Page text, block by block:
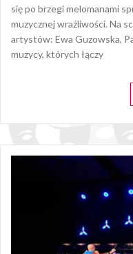
się po brzegi melomanami
muzycznej wrażliwości. Na
artystów: Ewa Guzowska,
muzycy, których łączy